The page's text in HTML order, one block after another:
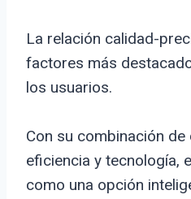
La relación calidad-
factores más
los usuarios.
Con su combinación
eficiencia y tecnología,
como una opción